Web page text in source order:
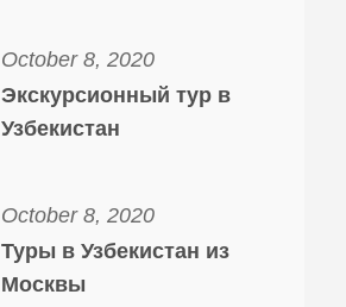
October 8, 2020
Экскурсионный тур в
Узбекистан
October 8, 2020
Туры в Узбекистан из
Москвы